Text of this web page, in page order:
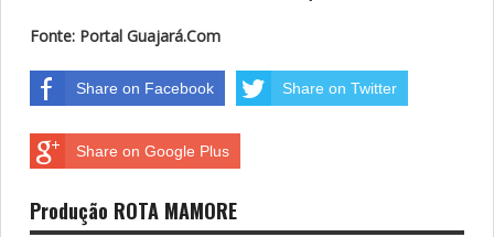
Fonte: Portal Guajará.Com
Share on Facebook Share on Twitter
Share on Google Plus
Produção ROTA MAMORE